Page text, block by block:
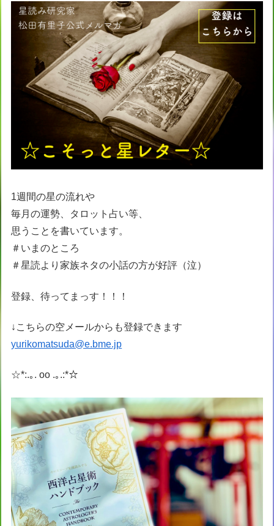
1週間の星の流れや
毎月の運勢、タロット占い等、
思うことを書いています。
＃いまのところ
＃星読より家族ネタの小話の方が好評（泣）
登録、待ってまっす！！！
↓こちらの空メールからも登録できます
yurikomatsuda@e.bme.jp
☆*:.｡. oo .｡.:*☆